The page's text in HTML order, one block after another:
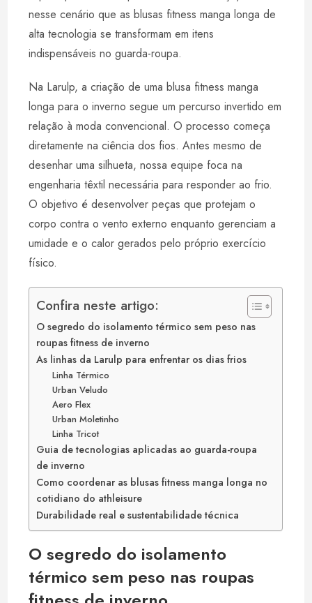
nesse cenário que as blusas fitness manga longa de
alta tecnologia se transformam em itens
indispensáveis no guarda-roupa.
Na Larulp, a criação de uma blusa fitness manga
longa para o inverno segue um percurso invertido em
relação à moda convencional. O processo começa
diretamente na ciência dos fios. Antes mesmo de
desenhar uma silhueta, nossa equipe foca na
engenharia têxtil necessária para responder ao frio.
O objetivo é desenvolver peças que protejam o
corpo contra o vento externo enquanto gerenciam a
umidade e o calor gerados pelo próprio exercício
físico.
Confira neste artigo:
O segredo do isolamento térmico sem peso nas
roupas fitness de inverno
As linhas da Larulp para enfrentar os dias frios
Linha Térmico
Urban Veludo
Aero Flex
Urban Moletinho
Linha Tricot
Guia de tecnologias aplicadas ao guarda-roupa
de inverno
Como coordenar as blusas fitness manga longa no
cotidiano do athleisure
Durabilidade real e sustentabilidade técnica
O segredo do isolamento
térmico sem peso nas roupas